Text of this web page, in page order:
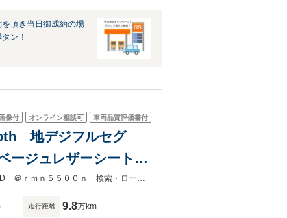
頂き当日御成約の場
ン！
像付 オンライン相談可 車両品質評価書付
地デジフルセグ
ージュレザーシート
スペアキー 記録簿
４ＷＤ・ＳＵＶ・ミニバン・格安車在庫多数・ホームページよりローン事前審査LINEID ＠ｒｍｎ５５００ｎ 検索・ローンが難しいお客様も通している実績多数有・自社ローンはありません
走行距離 9.8万km